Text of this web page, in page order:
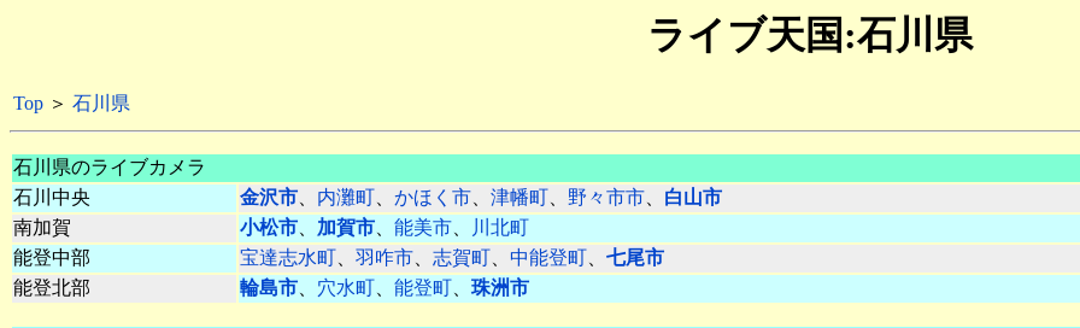
ライブ天国:石川県
Top ＞ 石川県
石川県のライブカメラ
石川中央
金沢市、 内灘町、 かほく市、 津幡町、 野々市市、 白山市
南加賀
小松市、 加賀市、 能美市、
川北町
能登中部
宝達志水町、 羽咋市、 志賀町、 中能登町、 七尾市
能登北部
輪島市、 穴水町、 能登町、 珠洲市